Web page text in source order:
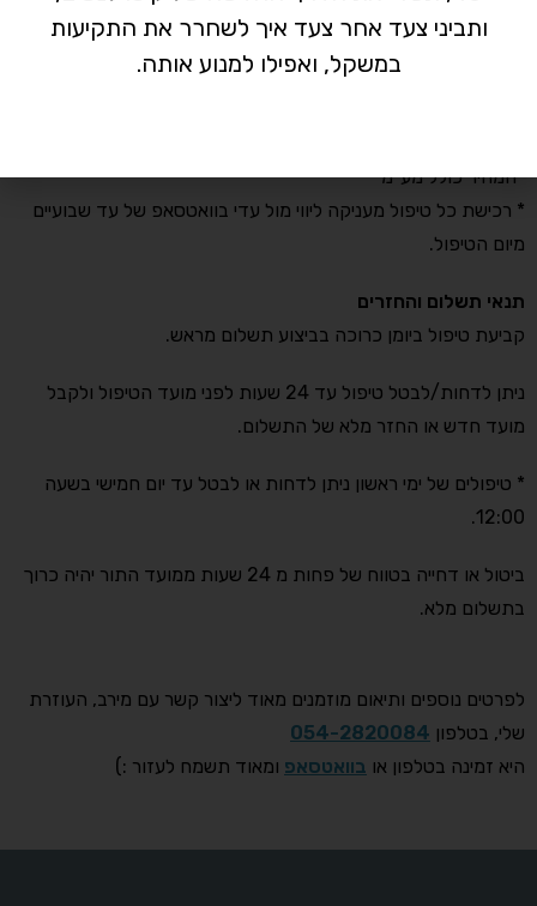
שעות פעילות
הקליניקה פעילה בימים ראשון-חמישי בין השעות 8:00-14:30
*המחיר כולל מע"מ
* רכישת כל טיפול מעניקה ליווי מול עדי בוואטסאפ של עד שבועיים
מיום הטיפול.
תנאי תשלום והחזרים
קביעת טיפול ביומן כרוכה בביצוע תשלום מראש.
ניתן לדחות/לבטל טיפול עד 24 שעות לפני מועד הטיפול ולקבל
מועד חדש או החזר מלא של התשלום.
* טיפולים של ימי ראשון ניתן לדחות או לבטל עד יום חמישי בשעה
12:00.
ביטול או דחייה בטווח של פחות מ 24 שעות ממועד התור יהיה כרוך
בתשלום מלא.
לפרטים נוספים ותיאום מוזמנים מאוד ליצור קשר עם מירב, העוזרת
שלי, בטלפון 054-2820084
היא זמינה בטלפון או בוואטסאפ ומאוד תשמח לעזור :)
ותביני צעד אחר צעד איך לשחרר את התקיעות
במשקל, ואפילו למנוע אותה.